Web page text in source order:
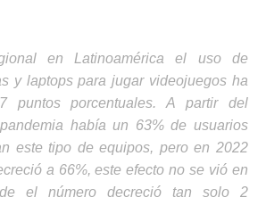
en Latinoamérica el uso de
y laptops para jugar videojuegos ha
puntos porcentuales. A partir del
había un 63% de usuarios
este tipo de equipos, pero en 2022
a 66%, este efecto no se vió en
el número decreció tan solo 2